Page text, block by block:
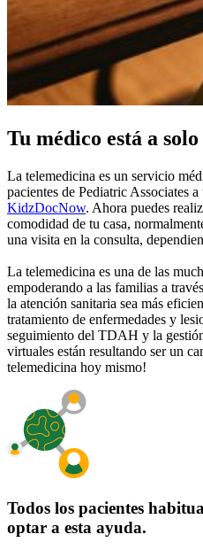
Tu médico está a
La telemedicina es un servicio
pacientes de Pediatric Associates a
KidzDocNow. Ahora puedes
comodidad de tu casa,
una visita en la consulta,
La telemedicina es una de las
empoderando a las familias a
la atención sanitaria sea más
tratamiento de enfermedades y
seguimiento del TDAH y la
virtuales están resultando ser un
telemedicina hoy mismo!
Todos los pacientes
optar a esta ayuda.